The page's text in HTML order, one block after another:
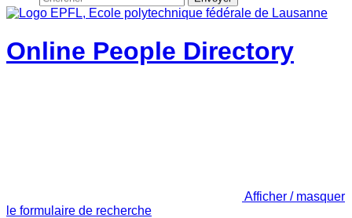
Online People Directory
Afficher / masquer
le formulaire de recherche